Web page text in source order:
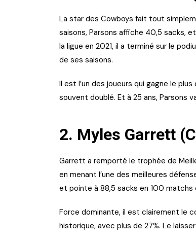
La star des Cowboys fait tout
saisons, Parsons affiche 40,5 sacks,
la ligue en 2021, il a terminé sur le
de ses saisons.
Il est l’un des joueurs qui gagne le
souvent doublé. Et à 25 ans, Parsons
2. Myles Garrett
Garrett a remporté le trophée de
en menant l’une des meilleures
et pointe à 88,5 sacks en 100 matchs
Force dominante, il est clairement le
historique, avec plus de 27%. Le